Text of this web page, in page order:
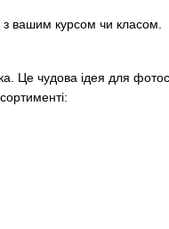
вашим курсом чи класом.
Це чудова ідея для